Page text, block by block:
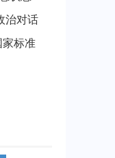
治对话
家标准